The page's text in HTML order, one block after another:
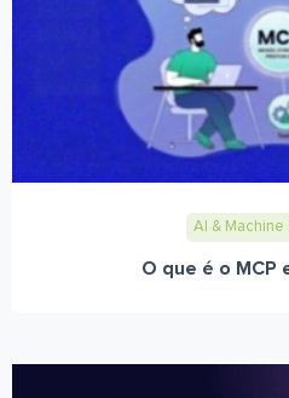
AI & Machine
O que é o MCP